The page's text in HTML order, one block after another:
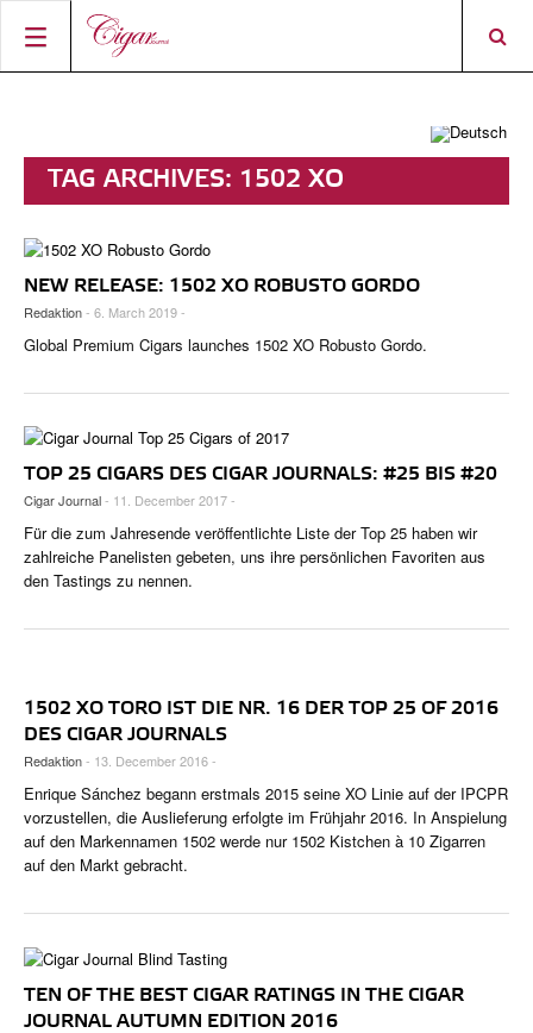
BEST BUY
CIGAR TROPHY
TOP 25 ZIGARREN
NEUHEITEN
SHOPS & LOUNGES
VINTAGE & GESCHICHTE
EVENTS
PORTRÄTS & INTERVIEWS
CIGAR LIFE & CULTURE
REISE & LÄNDER
ÜBER DAS MAGAZIN
AKTUELLE AUSGABE
AUTOREN
FRÜHERE AUSGABEN
CONNECT
SHOPS & LOUNGES
CIGAR SHOP FINDER
SHOP
DIGITAL JOURNAL
ACCOUNT
TAG ARCHIVES: 1502 XO
NEW RELEASE: 1502 XO ROBUSTO GORDO
Redaktion- 6. March 2019 -
Global Premium Cigars launches 1502 XO Robusto Gordo.
TOP 25 CIGARS DES CIGAR JOURNALS: #25 BIS #20
Cigar Journal- 11. December 2017 -
Für die zum Jahresende veröffentlichte Liste der Top 25 haben wir
zahlreiche Panelisten gebeten, uns ihre persönlichen Favoriten aus
den Tastings zu nennen.
1502 XO TORO IST DIE NR. 16 DER TOP 25 OF 2016
DES CIGAR JOURNALS
Redaktion- 13. December 2016 -
Enrique Sánchez begann erstmals 2015 seine XO Linie auf der IPCPR
vorzustellen, die Auslieferung erfolgte im Frühjahr 2016. In Anspielung
auf den Markennamen 1502 werde nur 1502 Kistchen à 10 Zigarren
auf den Markt gebracht.
TEN OF THE BEST CIGAR RATINGS IN THE CIGAR
JOURNAL AUTUMN EDITION 2016